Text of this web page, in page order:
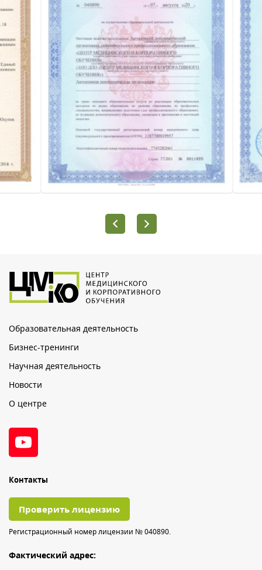
Образовательная деятельность
Бизнес-тренинги
Научная деятельность
Новости
О центре
Контакты
Проверить лицензию
Регистрационный номер лицензии № 040890.
Фактический адрес: